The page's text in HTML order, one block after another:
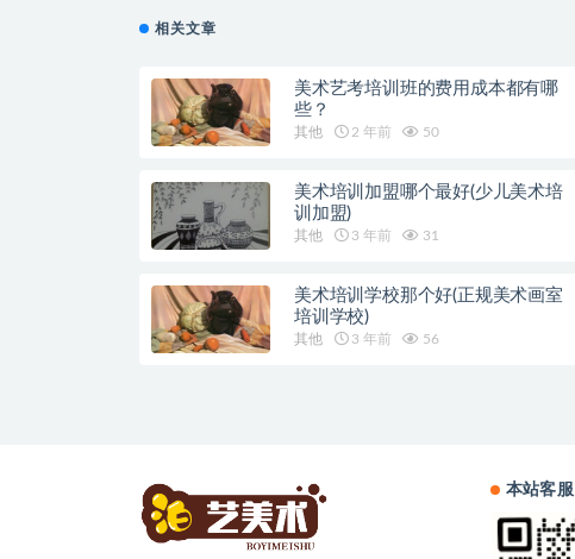
相关文章
美术艺考培训班的费用成本都有哪
些？
其他 2 年前 50
美术培训加盟哪个最好(少儿美术培
训加盟)
其他 3 年前 31
美术培训学校那个好(正规美术画室
培训学校)
其他 3 年前 56
本站客服